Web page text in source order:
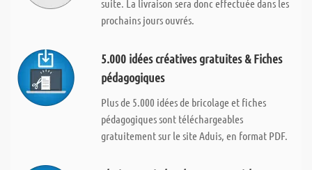
suite. La livraison sera donc effectuée dans les
prochains jours ouvrés.
5.000 idées créatives gratuites & Fiches
pédagogiques
Plus de 5.000 idées de bricolage et fiches
pédagogiques sont téléchargeables
gratuitement sur le site Aduis, en format PDF.